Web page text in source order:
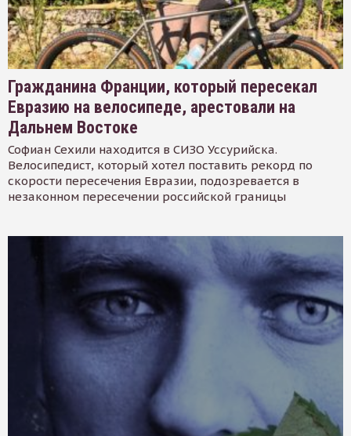
Гражданина Франции, который пересекал
Евразию на велосипеде, арестовали на
Дальнем Востоке
Софиан Сехили находится в СИЗО Уссурийска.
Велосипедист, который хотел поставить рекорд по
скорости пересечения Евразии, подозревается в
незаконном пересечении российской границы